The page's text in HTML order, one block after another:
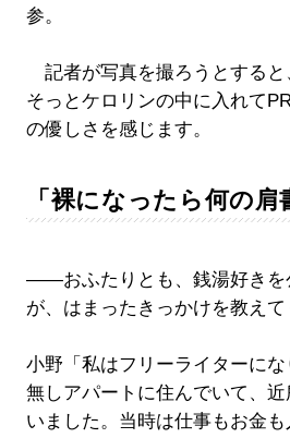
参。
記者が写真を撮ろうとすると
そっとケロリンの中に入れて
の優しさを感じます。
「裸になったら何の肩
――おふたりとも、銭湯好きを
が、はまったきっかけを教えて
小野「私はフリーライターに
無しアパートに住んでいて、
いました。当時は仕事もお金も